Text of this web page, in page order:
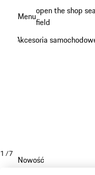
zawartości
Menuopen the shop
field
Akcesoria
1 /7
Nowość